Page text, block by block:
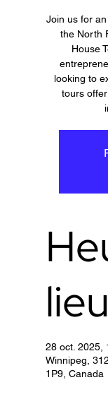
Join us for
the North
House
looking to
tours
lieu
28 oct. 2025,
Winnipeg,
1P9, Canada